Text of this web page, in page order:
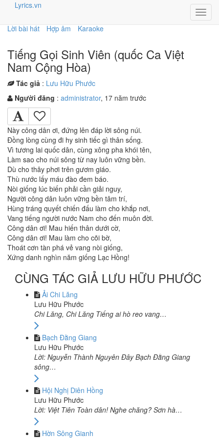
Lyrics.vn
Lời bài hát Hợp âm Karaoke
Tiếng Gọi Sinh Viên (quốc Ca Việt
Nam Cộng Hòa)
Tác giả : Lưu Hữu Phước
Người đăng : administrator, 17 năm trước
Này công dân ơi, đứng lên đáp lời sông núi.
Đồng lòng cùng đi hy sinh tiếc gì thân sống.
Vì tương lai quốc dân, cùng xông pha khói tên,
Làm sao cho núi sông từ nay luôn vững bền.
Dù cho thây phơi trên gươm giáo.
Thù nước lấy máu đào đem báo.
Nòi giống lúc biến phải cần giải nguy,
Người công dân luôn vững bền tâm trí,
Hùng tráng quyết chiến đấu làm cho khắp nơi,
Vang tiếng người nước Nam cho đến muôn đời.
Công dân ơi! Mau hiến thân dưới cờ,
Công dân ơi! Mau làm cho cõi bờ,
Thoát cơn tàn phá vẻ vang nòi giống,
Xứng danh nghìn năm giống Lạc Hồng!
CÙNG TÁC GIẢ LƯU HỮU PHƯỚC
Ải Chi Lăng
Lưu Hữu Phước
Chi Lăng, Chi Lăng Tiếng ai hò reo vang…
Bạch Đằng Giang
Lưu Hữu Phước
Lời: Nguyễn Thành Nguyên Đây Bạch Đằng Giang
sông…
Hội Nghị Diên Hồng
Lưu Hữu Phước
Lời: Việt Tiên Toàn dân! Nghe chăng? Sơn hà…
Hờn Sông Gianh